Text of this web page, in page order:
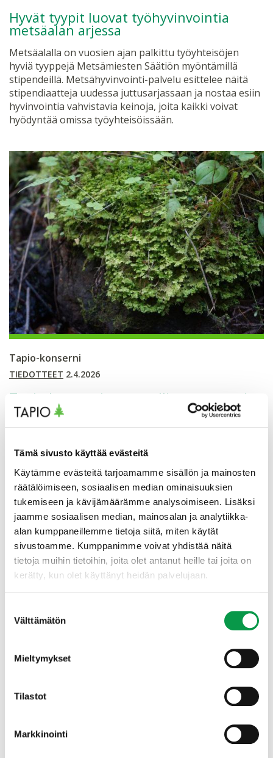
Tämä sivusto käyttää evästeitä
Käytämme evästeitä tarjoamamme sisällön ja mainosten
räätälöimiseen, sosiaalisen median ominaisuuksien
tukemiseen ja kävijämäärämme analysoimiseen. Lisäksi
jaamme sosiaalisen median, mainosalan ja analytiikka-
alan kumppaneillemme tietoja siitä, miten käytät
sivustoamme. Kumppanimme voivat yhdistää näitä
tietoja muihin tietoihin, joita olet antanut heille tai joita on
kerätty, kun olet käyttänyt heidän palvelujaan.
valinta
Välttämätön
Mieltymykset
Tilastot
Markkinointi
Hyvät tyypit luovat työhyvinvointia
metsäalan arjessa
Metsäalalla on vuosien ajan palkittu työyhteisöjen
hyviä tyyppejä Metsämiesten Säätiön myöntämillä
stipendeillä. Metsähyvinvointi-palvelu esittelee näitä
stipendiaatteja uudessa juttusarjassaan ja nostaa esiin
hyvinvointia vahvistavia keinoja, joita kaikki voivat
hyödyntää omissa työyhteisöissään.
Tapio-konserni
TIEDOTTEET 2.4.2026
Tapio-konsernin vastuullisuusraportti
2025: kestävää kasvua
riippumattomasta asiantuntijuudesta
vastuullisuutta ja tuotimme kestävää kasvua vuonna
2025.